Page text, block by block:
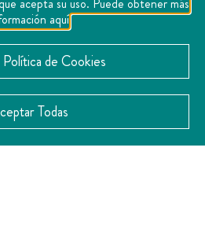
Una vivencia que te hará
por horas y horas.
aquí
de Cookies
Todas